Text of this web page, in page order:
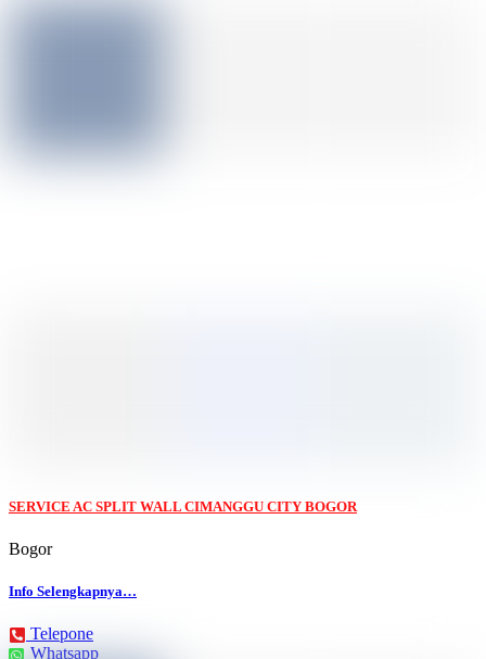
SERVICE AC SPLIT WALL CIMANGGU CITY BOGOR
Bogor
Info Selengkapnya…
Telepone
Whatsapp